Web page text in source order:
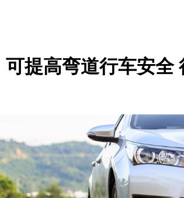
提高弯道行车安全